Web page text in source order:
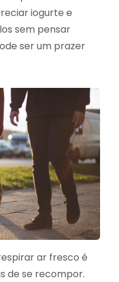
iogurte e
sem pensar
ser um prazer
ar fresco é
de se recompor.